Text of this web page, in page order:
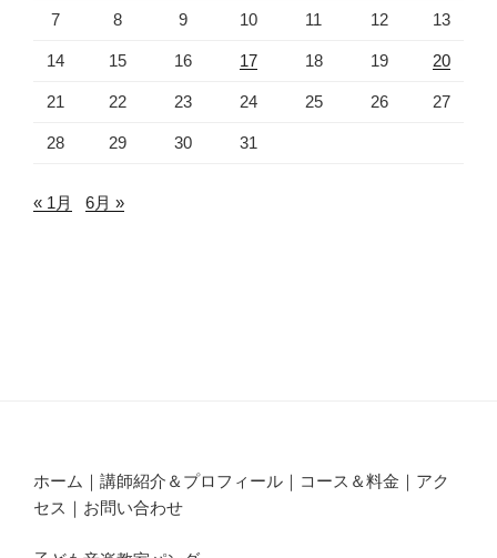
7 8 9 10 11 12 13
14 15 16 17 18 19 20
21 22 23 24 25 26 27
28 29 30 31
« 1月 6月 »
ホーム｜講師紹介＆プロフィール｜コース＆料金｜アク
セス｜お問い合わせ